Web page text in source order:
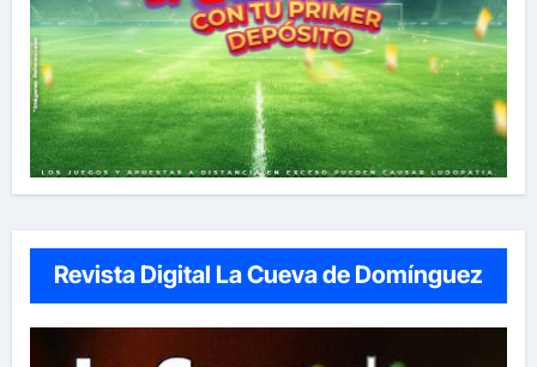
Revista Digital La Cueva de Domínguez